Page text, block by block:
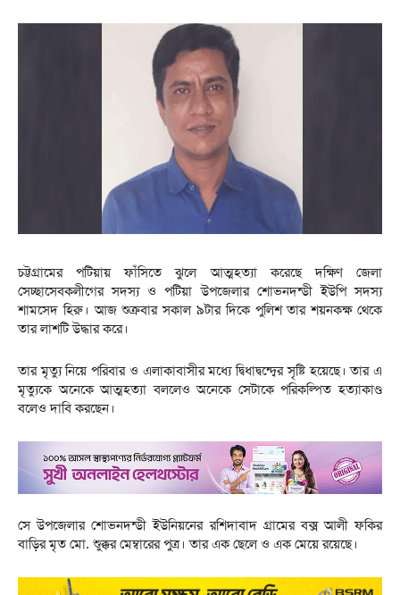
চট্টগ্রামের পটিয়ায় ফাঁসিতে ঝুলে আত্মহত্যা করেছে দক্ষিণ জেলা
সেচ্ছাসেবকলীগের সদস্য ও পটিয়া উপজেলার শোভনদন্ডী ইউপি সদস্য
শামসেদ হিরু। আজ শুক্রবার সকাল ৯টার দিকে পুলিশ তার শয়নকক্ষ থেকে
তার লাশটি উদ্ধার করে।
তার মৃত্যু নিয়ে পরিবার ও এলাকাবাসীর মধ্যে দ্বিধাদ্বন্দ্বের সৃষ্টি হয়েছে। তার এ
মৃত্যুকে অনেকে আত্মহত্যা বললেও অনেকে সেটাকে পরিকল্পিত হত্যাকাণ্ড
বলেও দাবি করছেন।
সে উপজেলার শোভনদন্ডী ইউনিয়নের রশিদাবাদ গ্রামের বক্স আলী ফকির
বাড়ির মৃত মো. শুক্কুর মেম্বারের পুত্র। তার এক ছেলে ও এক মেয়ে রয়েছে।